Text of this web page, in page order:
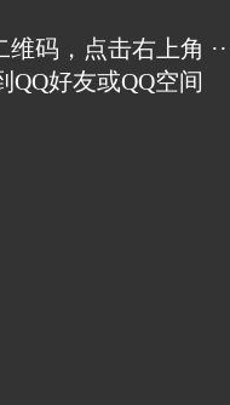
码，点击右上角
QQ好友或QQ空间